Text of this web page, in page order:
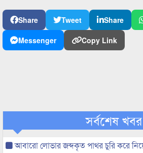
Share Tweet Share
Messenger
Copy Link
সর্বশেষ খবর
আবারো লোভার জব্দকৃত পাথর চুরি করে